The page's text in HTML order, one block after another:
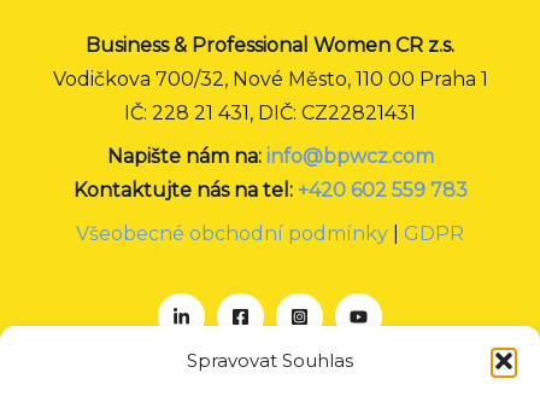
Spravovat Souhlas
Business & Professional Women CR z.s.
Vodičkova 700/32, Nové Město, 110 00 Praha 1
IČ: 228 21 431, DIČ: CZ22821431
Napište nám na: info@bpwcz.com
Kontaktujte nás na tel: +420 602 559 783
Všeobecné obchodní podmínky
GDPR